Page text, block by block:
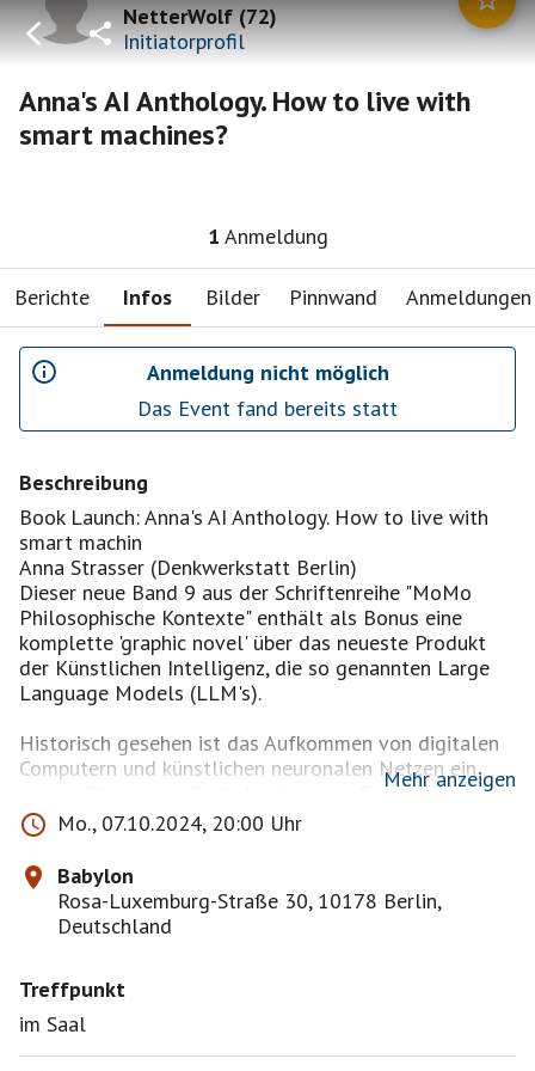
NetterWolf(72)
Initiatorprofil
Anna's AI Anthology. How to live with
smart machines?
1 Anmeldung
Berichte Infos Bilder Pinnwand Anmeldungen
Anmeldung nicht möglich
Das Event fand bereits statt
Beschreibung
Book Launch: Anna's AI Anthology. How to live with
smart machin
Anna Strasser (Denkwerkstatt Berlin)
Dieser neue Band 9 aus der Schriftenreihe "MoMo
Philosophische Kontexte" enthält als Bonus eine
komplette 'graphic novel' über das neueste Produkt
der Künstlichen Intelligenz, die so genannten Large
Language Models (LLM's).
Historisch gesehen ist das Aufkommen von digitalen
Computern und künstlichen neuronalen Netzen ein
junges Phänomen. Dank der jüngsten Fortschritte in
der generativen KI scheint es, als ob die kulturelle
Evolution einen wichtigen Wendepunkt erreicht hat, da
es nun möglich ist, diese Maschinen so zu trainieren,
dass sie sprachliche Ausgaben produzieren, die für den
Menschen Sinn ergeben - Ausgaben, die einen
prometheischen Ziel, der unbelebten Natur das Feuer
der menschlichen Intelligenz einzuhauchen, nahe
Mehr anzeigen
Mo., 07.10.2024, 20:00 Uhr
Babylon
Rosa-Luxemburg-Straße 30, 10178 Berlin,
Deutschland
Treffpunkt
im Saal